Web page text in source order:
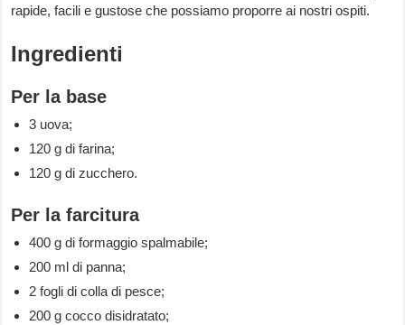
rapide, facili e gustose che possiamo proporre ai nostri ospiti.
Ingredienti
Per la base
3 uova;
120 g di farina;
120 g di zucchero.
Per la farcitura
400 g di formaggio spalmabile;
200 ml di panna;
2 fogli di colla di pesce;
200 g cocco disidratato;